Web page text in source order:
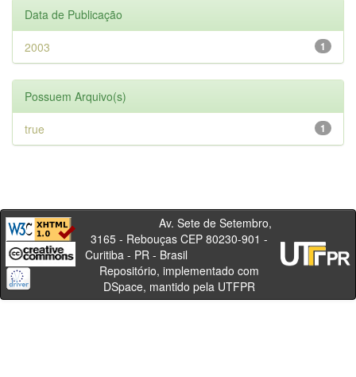
Data de Publicação
1
2003
Possuem Arquivo(s)
1
true
Av. Sete de Setembro,
3165 - Rebouças CEP 80230-901 -
Curitiba - PR - Brasil
Repositório, implementado com
DSpace, mantido pela UTFPR